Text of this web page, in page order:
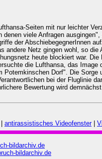
Seiten mit nur leichter
viele Anfragen
der AbschiebegegnerInnen
Netz gingen wohl, so
heute blockiert war.
die Lufthansa, das
Dorf". Die
bei der Fluglinie
Bewertung wird
antirassistisches Videofenster|
bildarchiv.de
bildarchiv.de